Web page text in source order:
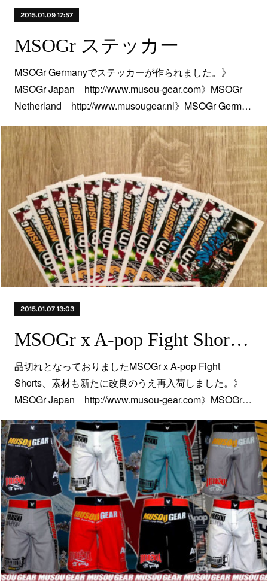
2015.01.09 17:57
MSOGr ステッカー
MSOGr Germanyでステッカーが作られました。》
MSOGr Japan http://www.musou-gear.com》MSOGr
Netherland http://www.musougear.nl》MSOGr Germ…
2015.01.07 13:03
MSOGr x A-pop Fight Shortsを再入荷
品切れとなっておりましたMSOGr x A-pop Fight
Shorts、素材も新たに改良のうえ再入荷しました。》
MSOGr Japan http://www.musou-gear.com》MSOGr…